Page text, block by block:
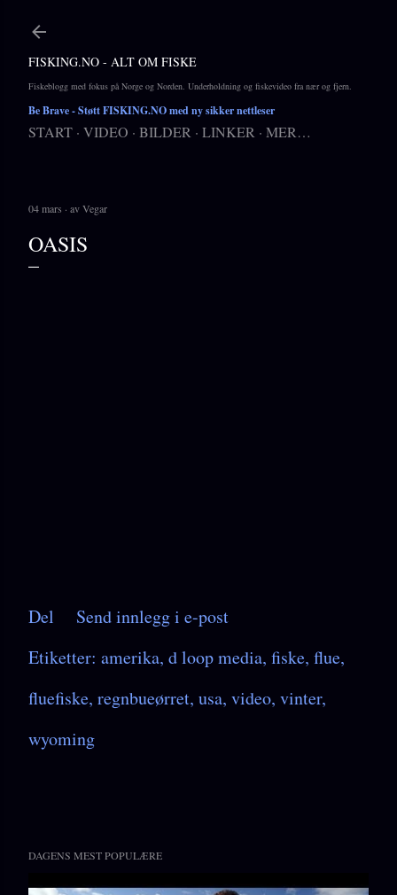
FISKING.NO - ALT OM FISKE
Fiskeblogg med fokus på Norge og Norden. Underholdning og fiskevideo fra nær og fjern.
Be Brave- Støtt FISKING.NO med ny sikker nettleser
START VIDEO BILDER LINKER MER…
04 mars avVegar
OASIS
Del
Send innlegg i e-post
Etiketter: amerika d loop media fiske flue
fluefiske regnbueørret usa video vinter
wyoming
DAGENS MEST POPULÆRE